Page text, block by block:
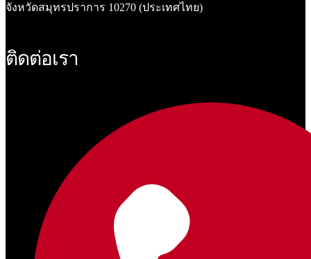
จังหวัดสมุทรปราการ 10270 (ประเทศไทย)
ติดต่อเรา